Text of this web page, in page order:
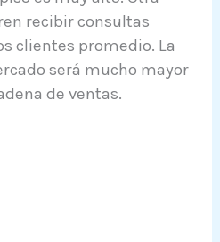
recibir consultas
clientes promedio. La
será mucho mayor
de ventas.